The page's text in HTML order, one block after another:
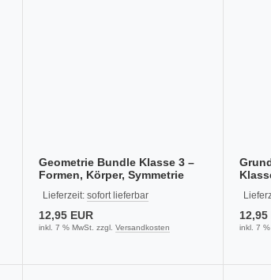
Geometrie Bundle Klasse 3 –
Formen, Körper, Symmetrie
Lieferzeit:sofort lieferbar
12,95 EUR
inkl. 7 % MwSt. zzgl.Versandkosten
12,95
inkl. 7 %